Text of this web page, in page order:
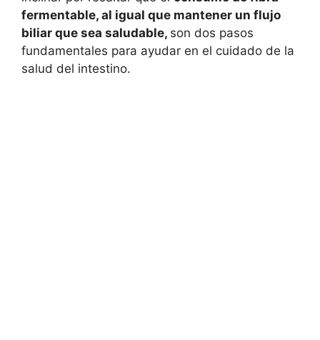
fermentable, al igual que mantener un flujo
biliar que sea saludable, son dos pasos
fundamentales para ayudar en el cuidado de la
salud del intestino.